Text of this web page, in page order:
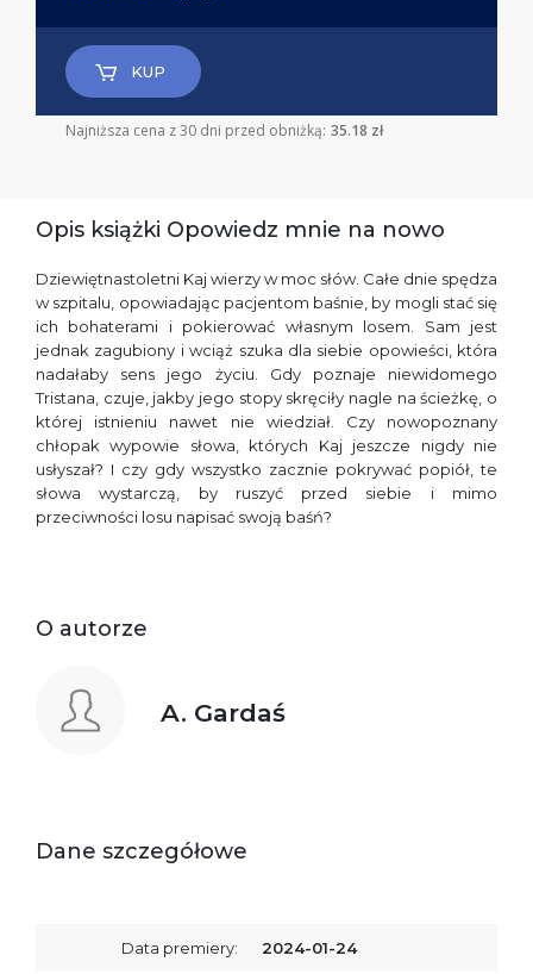
KUP
Najniższa cena z 30 dni przed obniżką: 35.18 zł
Opis książki Opowiedz mnie na nowo
Dziewiętnastoletni Kaj wierzy w moc słów. Całe dnie spędza
w szpitalu, opowiadając pacjentom baśnie, by mogli stać się
ich bohaterami i pokierować własnym losem. Sam jest
jednak zagubiony i wciąż szuka dla siebie opowieści, która
nadałaby sens jego życiu. Gdy poznaje niewidomego
Tristana, czuje, jakby jego stopy skręciły nagle na ścieżkę, o
której istnieniu nawet nie wiedział. Czy nowopoznany
chłopak wypowie słowa, których Kaj jeszcze nigdy nie
usłyszał? I czy gdy wszystko zacznie pokrywać popiół, te
słowa wystarczą, by ruszyć przed siebie i mimo
przeciwności losu napisać swoją baśń?
O autorze
A. Gardaś
Dane szczegółowe
Data premiery: 2024-01-24